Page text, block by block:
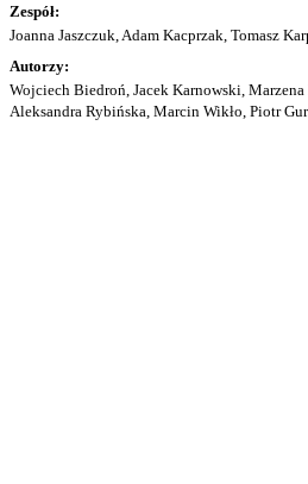
Zespół:
Joanna Jaszczuk, Adam Kacprzak, Tomasz
Autorzy:
Wojciech Biedroń, Jacek Karnowski,
Aleksandra Rybińska, Marcin Wikło, Piotr